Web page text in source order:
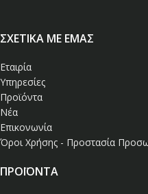
ΣΧΕΤΙΚΑ ΜΕ ΕΜΑΣ
Εταιρία
Υπηρεσίες
Προϊόντα
Νέα
Επικονωνία
Όροι Χρήσης - Προστασία
ΠΡΟΪΟΝΤΑ